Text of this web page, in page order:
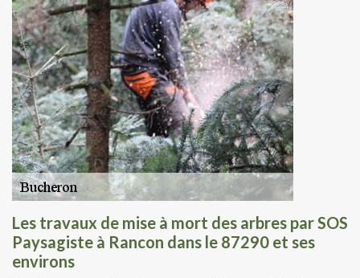
Les travaux de mise à mort des arbres par SOS
Paysagiste à Rancon dans le 87290 et ses
environs